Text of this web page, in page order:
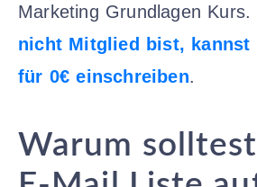
Marketing Grundlagen Kurs.
nicht Mitglied bist, kannst
für 0€ einschreiben.
Warum